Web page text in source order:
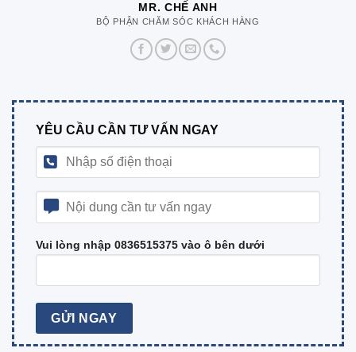
MR. CHẾ ANH
BỘ PHẬN CHĂM SÓC KHÁCH HÀNG
YÊU CẦU CẦN TƯ VẤN NGAY
Vui lòng nhập 0836515375 vào ô bên dưới